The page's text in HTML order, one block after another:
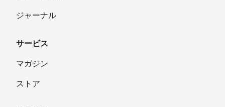
ジャーナル
サービス
マガジン
ストア